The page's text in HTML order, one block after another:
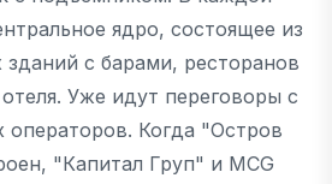
ядро, состоящее из
с барами, ресторанов
Уже идут переговоры с
операторов. Когда "Остров
"Капитал Груп" и MCG